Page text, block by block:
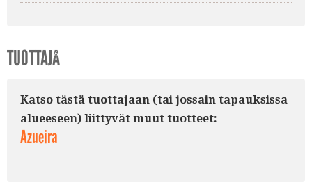
6.
TUOTTAJA
Katso tästä tuottajaan (tai jossain tapauksissa
alueeseen) liittyvät muut tuotteet:
Azueira